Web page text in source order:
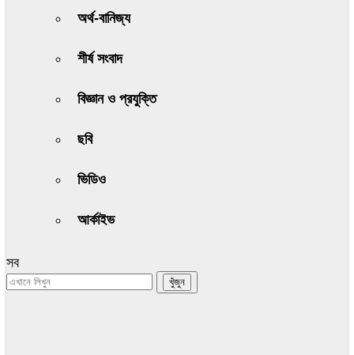
অর্থ-বানিজ্য
শীর্ষ সংবাদ
বিজ্ঞান ও প্রযুক্তি
ছবি
ভিডিও
আর্কাইভ
সব